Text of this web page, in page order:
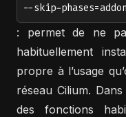
--skip-
: permet de ne
habituellement
propre à l’usage
réseau Cilium.
des fonctions